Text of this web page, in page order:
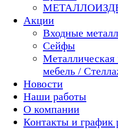
Акции
Входные
Сейфы
мебель /
Новости
Наши работы
О компании
Контакты и график